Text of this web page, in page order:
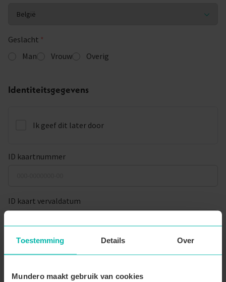
Toestemming Details Over
Mundero maakt gebruik van cookies
Geslacht *
Man
Vrouw Overig
Identiteitsgegevens
Ik geef dit later door
ID kaartnummer
ID kaart vervaldatum
Adres